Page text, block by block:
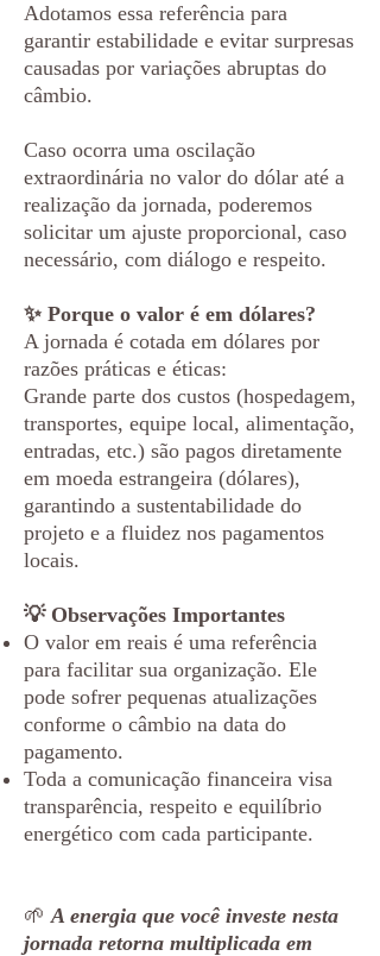
Adotamos essa referência para
garantir estabilidade e evitar surpresas
causadas por variações abruptas do
câmbio.
Caso ocorra uma oscilação
extraordinária no valor do dólar até a
realização da jornada, poderemos
solicitar um ajuste proporcional, caso
necessário, com diálogo e respeito.
✨ Porque o valor é em dólares?
A jornada é cotada em dólares por
razões práticas e éticas:
Grande parte dos custos (hospedagem,
transportes, equipe local, alimentação,
entradas, etc.) são pagos diretamente
em moeda estrangeira (dólares),
garantindo a sustentabilidade do
projeto e a fluidez nos pagamentos
locais.
💡 Observações Importantes
O valor em reais é uma referência
para facilitar sua organização. Ele
pode sofrer pequenas atualizações
conforme o câmbio na data do
pagamento.
Toda a comunicação financeira visa
transparência, respeito e equilíbrio
energético com cada participante.
🌱A energia que você investe nesta
jornada retorna multiplicada em